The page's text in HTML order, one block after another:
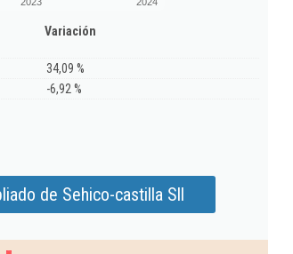
Variación
34,09 %
-6,92 %
de Sehico-castilla Sll